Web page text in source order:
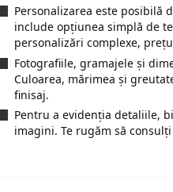
Personalizarea este posibilă
include opțiunea simplă de
personalizări complexe,
Fotografiile, gramajele și
Culoarea, mărimea și
finisaj.
Pentru a evidenția detaliile,
imagini. Te rugăm să